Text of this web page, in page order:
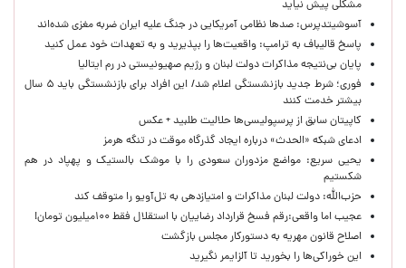
مشکلی پیش نیاید
آسوشیتدپرس: صدها نظامی آمریکایی در جنگ علیه ایران ضربه مغزی شده‌اند
پاسخ قالیباف به ترامپ: واقعیت‌ها را بپذیرید و به تعهدات خود عمل کنید
پایان بی‌نتیجه مذاکرات دولت لبنان و رژیم صهیونیستی در رم ایتالیا
فوری؛ شرط جدید بازنشستگی اعلام شد/ این افراد برای بازنشستگی باید ۵ سال
بیشتر خدمت کنند
کاپیتان سابق از پرسپولیسی‌ها حلالیت طلبید + عکس
ادعای شبکه «الحدث» درباره ایجاد گذرگاه موقت در تنگه هرمز
یحیی سریع: مواضع مزدوران سعودی را با موشک بالستیک و پهپاد در هم
شکستیم
حزب‌الله: دولت لبنان مذاکرات و امتیازدهی به تل‌آویو را متوقف کند
عجیب اما واقعی:رقم فسخ قرارداد رضاییان با استقلال فقط ۱۰۰میلیون تومان!
اصلاح قانون مهریه به دستورکار مجلس بازگشت
این خوراکی‌ها را بخورید تا آلزایمر نگیرید